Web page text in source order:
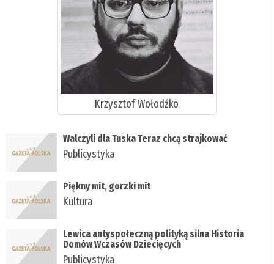
Krzysztof Wołodźko
Walczyli dla Tuska Teraz chcą strajkować
Publicystyka
Piękny mit, gorzki mit
Kultura
Lewica antyspołeczną polityką silna Historia
Domów Wczasów Dziecięcych
Publicystyka